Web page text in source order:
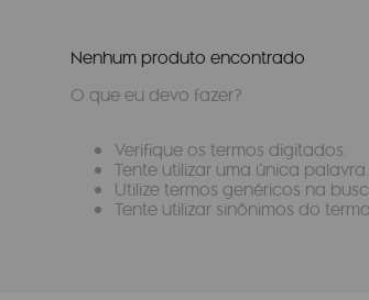
Nenhum produto encontrado
O que eu devo fazer?
Verifique os termos digitados.
Tente utilizar uma única palavra.
Utilize termos genéricos na
Tente utilizar sinônimos do